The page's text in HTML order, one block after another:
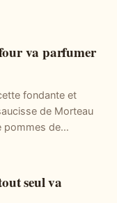
va parfumer
fondante et
de Morteau
pommes de…
seul va